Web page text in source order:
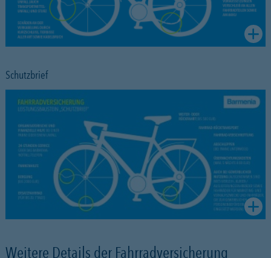
Schutzbrief
Weitere Details der Fahrradversicherung